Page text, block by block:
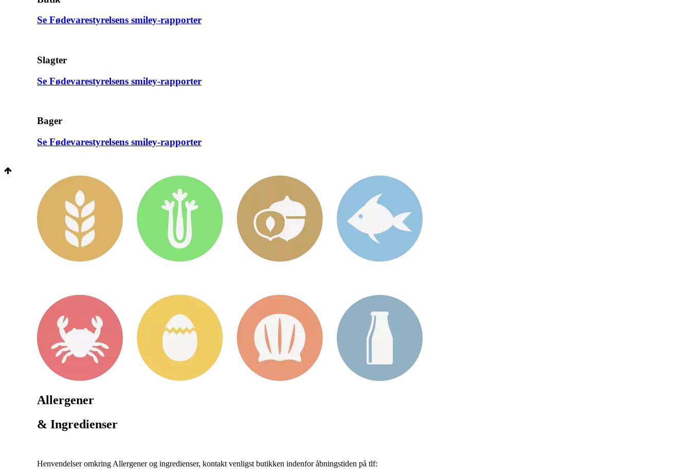
Se Fødevarestyrelsens smiley-rapporter
Slagter
Se Fødevarestyrelsens smiley-rapporter
Bager
Se Fødevarestyrelsens smiley-rapporter
Allergener
& Ingredienser
Henvendelser omkring Allergener og ingredienser, kontakt venligst butikken indenfor åbningstiden på tlf: